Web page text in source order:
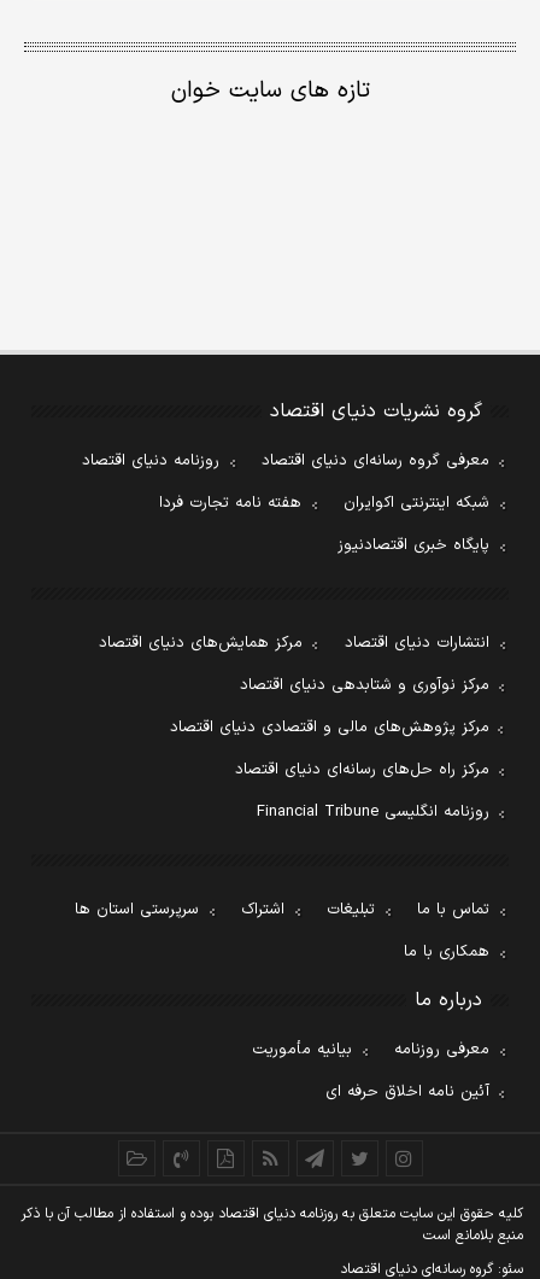
تازه های سایت خوان
گروه نشریات دنیای اقتصاد
معرفی گروه رسانه‌ای دنیای اقتصاد
روزنامه دنیای اقتصاد
شبکه اینترنتی اکوایران
هفته نامه تجارت فردا
پایگاه خبری اقتصادنیوز
انتشارات دنیای اقتصاد
مرکز همایش‌های دنیای اقتصاد
مرکز نوآوری و شتابدهی دنیای اقتصاد
مرکز پژوهش‌های مالی و اقتصادی دنیای اقتصاد
مرکز راه حل‌های رسانه‌ای دنیای اقتصاد
روزنامه انگلیسی Financial Tribune
تماس با ما تبلیغات اشتراک
سرپرستی استان ها
همکاری با ما
درباره ما
معرفی روزنامه
بیانیه مأموریت
آئین نامه اخلاق حرفه ای
کليه حقوق اين سايت متعلق به روزنامه دنيای اقتصاد بوده و استفاده از مطالب آن با ذکر
منبع بلامانع است
سئو: گروه رسانه‌ای دنیای اقتصاد